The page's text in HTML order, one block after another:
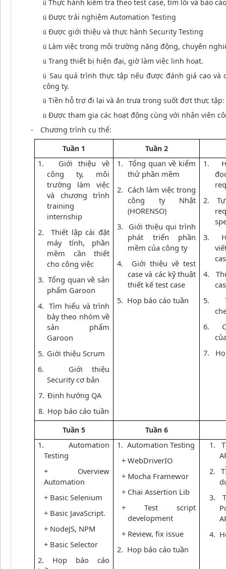
ü Thực hành kiểm tra theo test case, tìm lỗi và báo
ü Được trải nghiệm Automation Testing
ü Được giới thiệu và thực hành Security Testing
ü Làm việc trong môi trường năng động, chuyên
ü Trang thiết bị hiện đại, giờ làm việc linh hoạt.
ü Sau quá trình thực tập nếu được đánh giá cao
công ty.
ü Tiền hỗ trợ đi lại và ăn trưa trong suốt đợt thực tập:
ü Được tham gia các hoạt động cùng với nhân viên
-
Chương trình cụ thể:
Tuần 1
Tuần 2
1.
Giới thiệu về
công ty, môi
trường làm việc
và chương trình
training
internship
2.
Thiết lập cài đặt
máy tính, phần
mềm cần thiết
cho công việc
3. Tổng quan về sản
phẩm Garoon
4. Tìm hiểu và trình
bày theo nhóm về
sản phẩm
Garoon
5. Giới thiệu Scrum
6.
Giới thiệu
Security cơ bản
7. Định hướng QA
8. Họp báo cáo tuần
1. Tổng quan về kiểm
thử phần mềm
2. Cách làm việc trong
công ty Nhật
(HORENSO)
3. Giới thiệu qui trình
phát triển phần
mềm của công ty
4. Giới thiệu về test
case và các kỹ thuật
thiết kế test case
5. Họp báo cáo tuần
1.
2. Tự
3.
4.
5.
6.
7.
Tuần 5 Tuần 6
1. Automation
Testing
+ Overview
Automation
+ Basic Selenium
+ Basic JavaScript.
+ NodeJS, NPM
+ Basic Selector
2. Họp báo cáo
1. Automation Testing
+ WebDriverIO
+ Mocha Framewor
+ Chai Assertion Lib
+ Test script
development
+ Review, fix issue
2. Họp báo cáo tuần
1.
2.
3.
4.